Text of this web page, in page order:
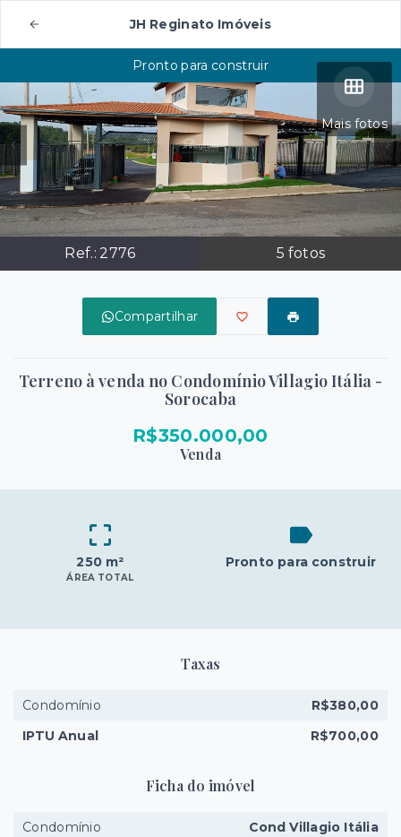
JH Reginato Imóveis
Mais fotos
Ref.: 2776 5 fotos
Pronto para construir
Compartilhar
Terreno à venda no Condomínio Villagio Itália -
Sorocaba
R$350.000,00
Venda
250 m²
ÁREA TOTAL
Pronto para construir
Taxas
Condomínio
R$380,00
IPTU Anual
R$700,00
Ficha do imóvel
Condomínio
Cond Villagio Itália